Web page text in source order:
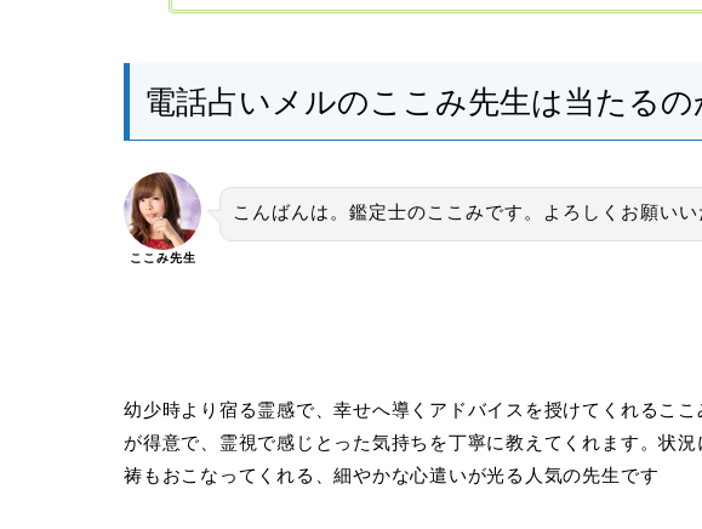
電話占いメルのここみ先生は当たるの
ここみ先生
こんばんは。鑑定士のここみです。よろしくお願いい
幼少時より宿る霊感で、幸せへ導くアドバイスを授けてくれるここ
が得意で、霊視で感じとった気持ちを丁寧に教えてくれます。状
祷もおこなってくれる、細やかな心遣いが光る人気の先生です